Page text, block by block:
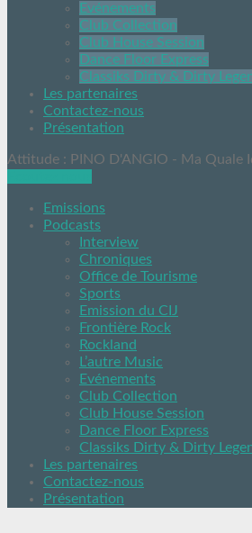
Evénements
Club Collection
Club House Session
Dance Floor Express
Classiks Dirty & Dirty
Les partenaires
Contactez-nous
Présentation
Attitude : PINO D'ANGIO - Ma Quale
Emissions
Podcasts
Interview
Chroniques
Office de Tourisme
Sports
Emission du CIJ
Frontière Rock
Rockland
L’autre Music
Evénements
Club Collection
Club House Session
Dance Floor Express
Classiks Dirty & Dirty
Les partenaires
Contactez-nous
Présentation